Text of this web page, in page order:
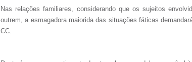
Nas relações familiares, considerando que os sujeitos
outrem, a esmagadora maiorida das situações fáticas
CC.